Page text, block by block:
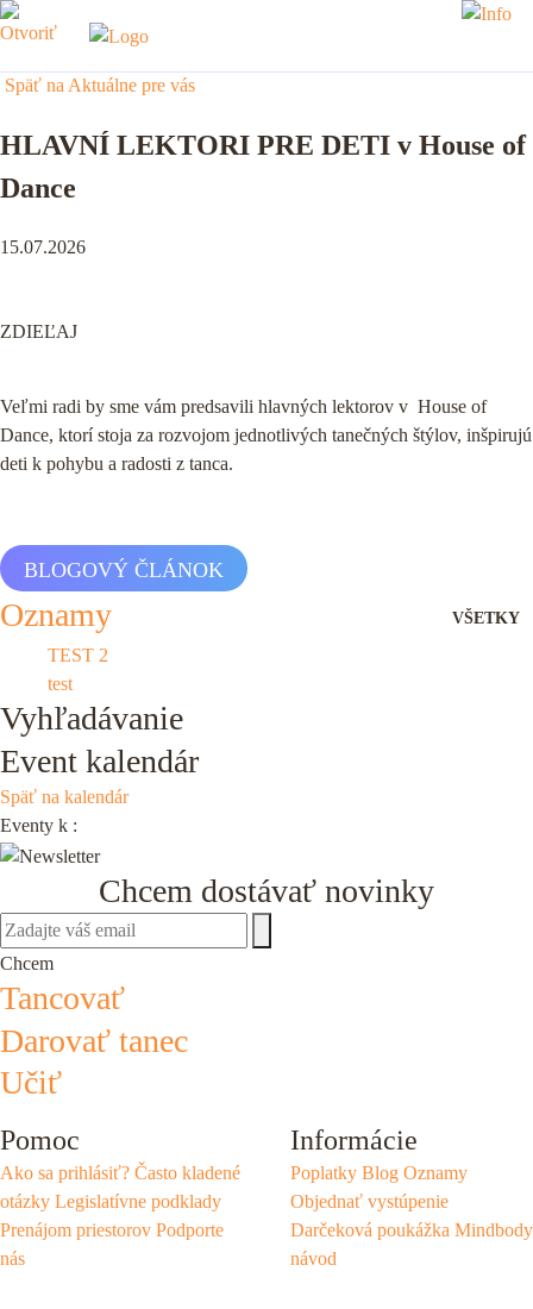
PRIHLÁŠKY
PODPORTE NÁS 2%
Späť na Aktuálne pre vás
HLAVNÍ LEKTORI PRE DETI v House of
Dance
15.07.2026
ZDIEĽAJ
Veľmi radi by sme vám predsavili hlavných lektorov v House of
Dance, ktorí stoja za rozvojom jednotlivých tanečných štýlov, inšpirujú
deti k pohybu a radosti z tanca.
BLOGOVÝ ČLÁNOK
Oznamy VŠETKY
TEST 2
test
Vyhľadávanie
Event kalendár
Späť na kalendár
Eventy k :
Chcem dostávať novinky
Chcem
Tancovať
Darovať tanec
Učiť
Pomoc
Ako sa prihlásiť? Často kladené
otázky Legislatívne podklady
Prenájom priestorov Podporte
nás
Informácie
Poplatky Blog Oznamy
Objednať vystúpenie
Darčeková poukážka Mindbody
návod